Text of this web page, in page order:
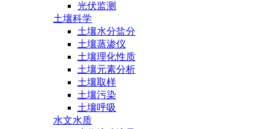
光伏监测
土壤科学
土壤水分盐分
土壤蒸渗仪
土壤理化性质
土壤元素分析
土壤取样
土壤污染
土壤呼吸
水文水质